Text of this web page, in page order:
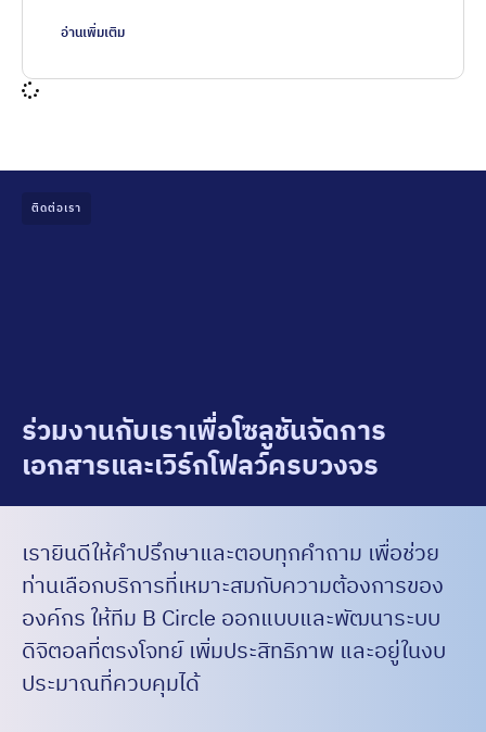
อ่านเพิ่มเติม
ติดต่อเรา
ร่วมงานกับเราเพื่อโซลูชันจัดการ
เอกสารและเวิร์กโฟลว์ครบวงจร
เรายินดีให้คำปรึกษาและตอบทุกคำถาม เพื่อช่วย
ท่านเลือกบริการที่เหมาะสมกับความต้องการของ
องค์กร ให้ทีม B Circle ออกแบบและพัฒนาระบบ
ดิจิตอลที่ตรงโจทย์ เพิ่มประสิทธิภาพ และอยู่ในงบ
ประมาณที่ควบคุมได้